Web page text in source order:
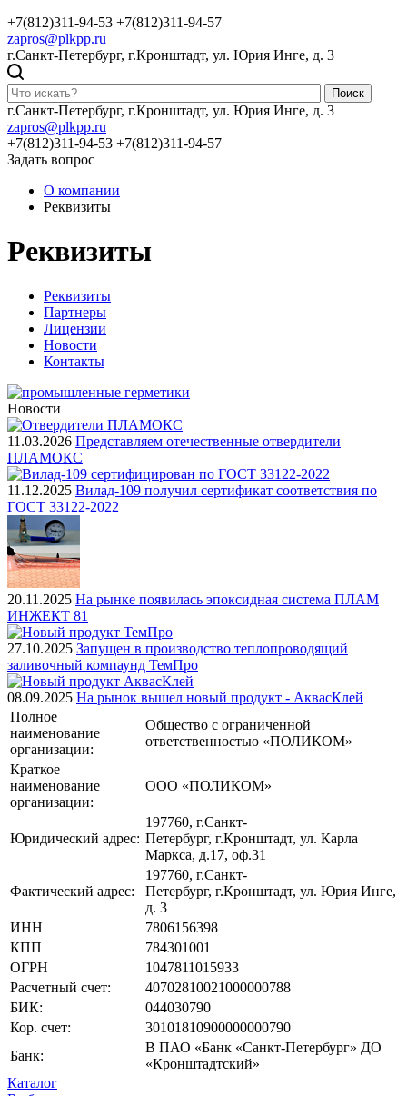
+7(812)311-94-53 +7(812)311-94-57
zapros@plkpp.ru
г.Санкт-Петербург, г.Кронштадт, ул. Юрия Инге, д. 3
Поиск
г.Санкт-Петербург, г.Кронштадт, ул. Юрия Инге, д. 3
zapros@plkpp.ru
+7(812)311-94-53 +7(812)311-94-57
Задать вопрос
О компании
Реквизиты
Реквизиты
Реквизиты
Партнеры
Лицензии
Новости
Контакты
Новости
11.03.2026 Представляем отечественные отвердители
ПЛАМОКС
11.12.2025 Вилад-109 получил сертификат соответствия по
ГОСТ 33122-2022
20.11.2025 На рынке появилась эпоксидная система ПЛАМ
ИНЖЕКТ 81
27.10.2025 Запущен в производство теплопроводящий
заливочный компаунд ТемПро
08.09.2025 На рынок вышел новый продукт - АквасКлей
Полное
наименование
организации:
Общество с ограниченной
ответственностью «ПОЛИКОМ»
Краткое
наименование
организации:
ООО «ПОЛИКОМ»
Юридический адрес:
197760, г.Санкт-
Петербург, г.Кронштадт, ул. Карла
Маркса, д.17, оф.31
Фактический адрес:
197760, г.Санкт-
Петербург, г.Кронштадт, ул. Юрия Инге,
д. 3
ИНН
7806156398
КПП
784301001
ОГРН
1047811015933
Расчетный счет:
40702810021000000788
БИК:
044030790
Кор. счет:
30101810900000000790
Банк:
В ПАО «Банк «Санкт-Петербург» ДО
«Кронштадтский»
Каталог